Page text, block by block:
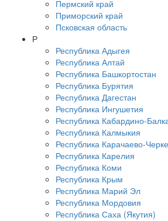
Пермский край
Приморский край
Псковская область
Р
Республика Адыгея
Республика Алтай
Республика Башкортостан
Республика Бурятия
Республика Дагестан
Республика Ингушетия
Республика Кабардино-
Республика Калмыкия
Республика Карачаево-
Республика Карелия
Республика Коми
Республика Крым
Республика Марий Эл
Республика Мордовия
Республика Саха (Якутия)